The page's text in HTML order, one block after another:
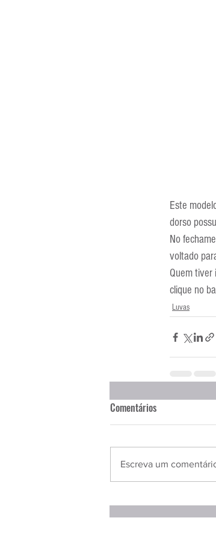
Este
dorso
No
voltado
Quem
clique no
Luvas
Comentários
Escreva um